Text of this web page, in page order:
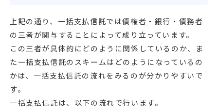
上記の通り、一括支払信託では債権者・銀行・債務者
の三者が関与することによって成り立っています。
この三者が具体的にどのように関係しているのか、ま
た一括支払信託のスキームはどのようになっているの
かは、一括支払信託の流れをみるのが分かりやすいで
す。
一括支払信託は、以下の流れで行います。